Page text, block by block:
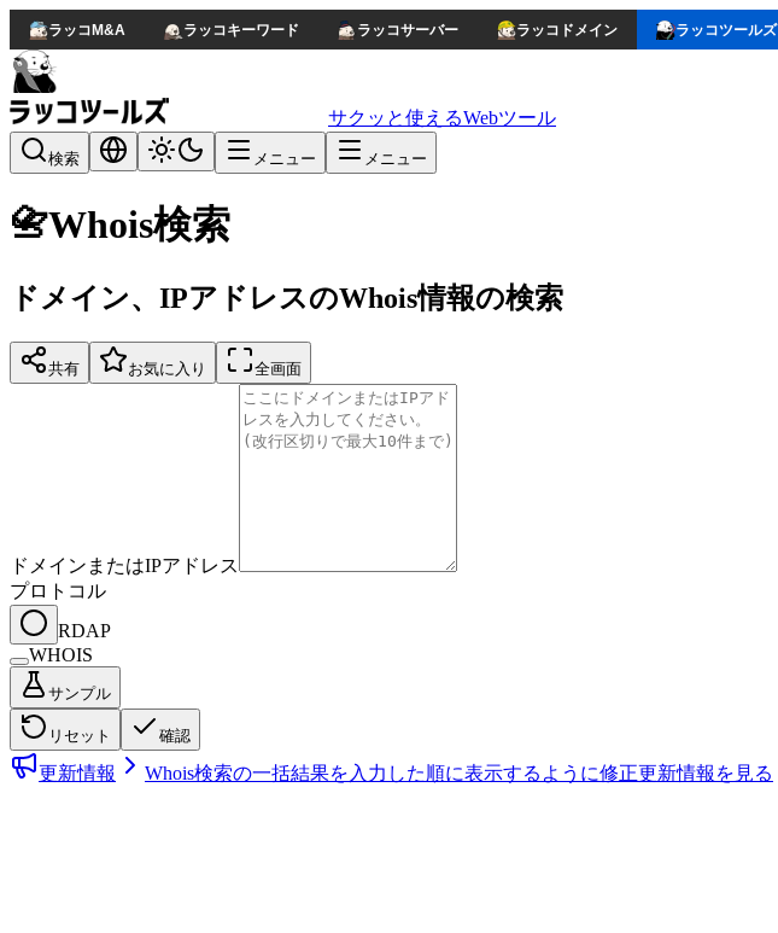
ラッコM&A ラッコキーワード ラッコサーバー ラッコドメイン ラッコツールズ
サクッと使えるWebツール
検索 メニュー メニュー
📇Whois検索
ドメイン、IPアドレスのWhois情報の検索
共有 お気に入り 全画面
ドメインまたはIPアドレス
プロトコル
RDAP
WHOIS
サンプル
リセット 確認
更新情報 Whois検索の一括結果を入力した順に表示するように修正更新情報を見る